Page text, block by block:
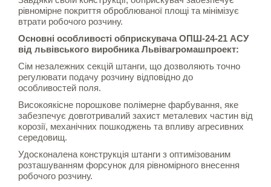
рівномірне покриття оброблюваної площі та мінімізує
втрати робочого розчину.
Основні особливості обприскувача ОПШ-24-21 АСУ
від львівського виробника Львівагромашпроект:
Сім незалежних секцій штанги, що дозволяють точно
регулювати подачу розчину відповідно до
особливостей поля.
Високоякісне порошкове полімерне фарбування, яке
забезпечує довготривалий захист металевих частин від
корозії, механічних пошкоджень та впливу агресивних
середовищ.
Удосконалена конструкція штанги з оптимізованим
розташуванням форсунок для рівномірного внесення
робочого розчину.